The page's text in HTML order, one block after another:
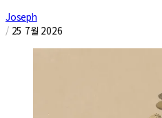
Joseph
/ 25 7월 2026